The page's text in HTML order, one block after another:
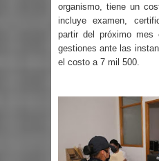
organismo, tiene un
incluye examen,
partir del próximo
gestiones ante las
el costo a 7 mil 500.